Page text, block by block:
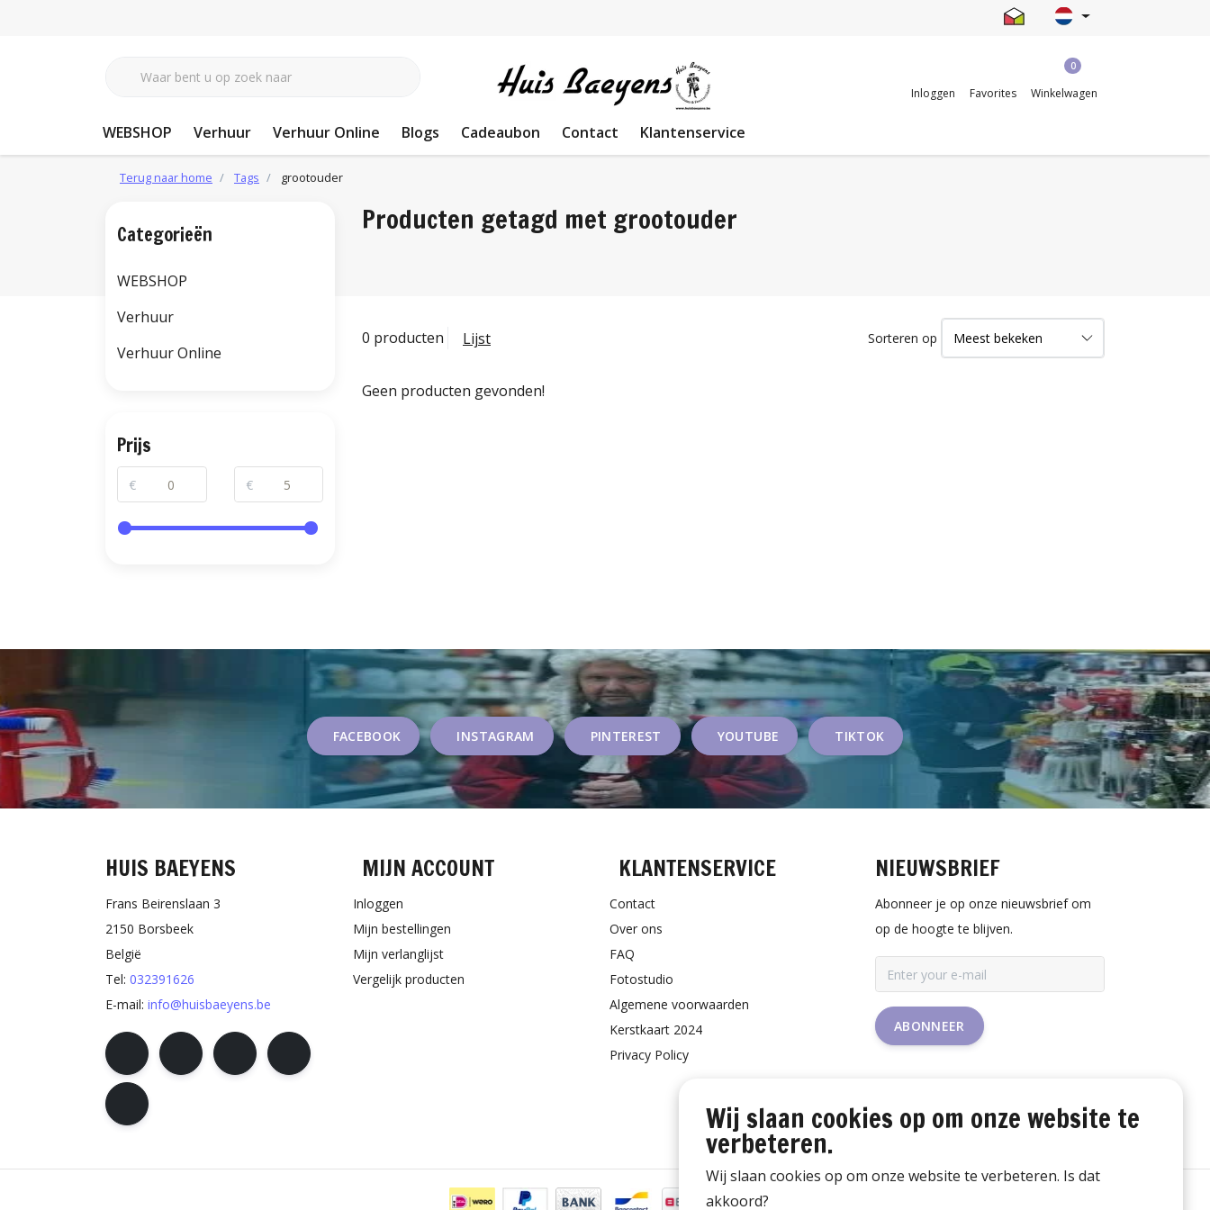
Inloggen Favorites
0
Winkelwagen
WEBSHOP Verhuur Verhuur Online Blogs Cadeaubon Contact Klantenservice
Terug naar home Tags grootouder
Producten getagd met grootouder
0 producten Lijst Sorteren op
Geen producten gevonden!
Categorieën
WEBSHOP
Verhuur
Verhuur Online
Prijs
€ €
FACEBOOK INSTAGRAM PINTEREST YOUTUBE TIKTOK
HUIS BAEYENS
Frans Beirenslaan 3
2150 Borsbeek
België
Tel: 032391626
E-mail: info@huisbaeyens.be
MIJN ACCOUNT
Inloggen
Mijn bestellingen
Mijn verlanglijst
Vergelijk producten
KLANTENSERVICE
Contact
Over ons
FAQ
Fotostudio
Algemene voorwaarden
Kerstkaart 2024
Privacy Policy
NIEUWSBRIEF
Abonneer je op onze nieuwsbrief om
op de hoogte te blijven.
ABONNEER
Wij slaan cookies op om onze website te
verbeteren.
Wij slaan cookies op om onze website te verbeteren. Is dat
akkoord?